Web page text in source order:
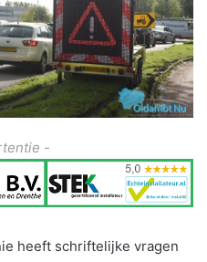
-
heeft schriftelijke vragen